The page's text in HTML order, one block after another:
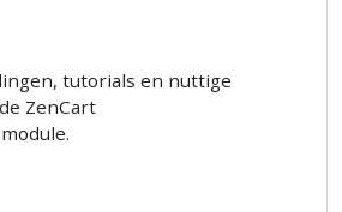
tutorials en nuttige
ZenCart